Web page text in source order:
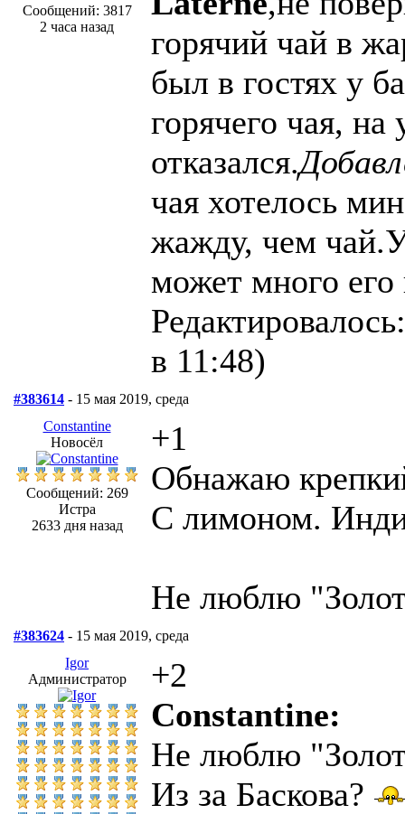
Сообщений: 3817
2 часа назад
горячий чай в
был в гостях у
горячего чая,
отказался.
чая хотелось
жажду, чем
может много
в 11:48)
#383614 - 15 мая 2019, среда
Constantine
Новосёл
Сообщений: 269
Истра
2633 дня назад
+1
Обнажаю
С лимоном.
Не люблю
#383624 - 15 мая 2019, среда
Igor
Администратор
+2
Constantine:
Не люблю
Из за Баскова?